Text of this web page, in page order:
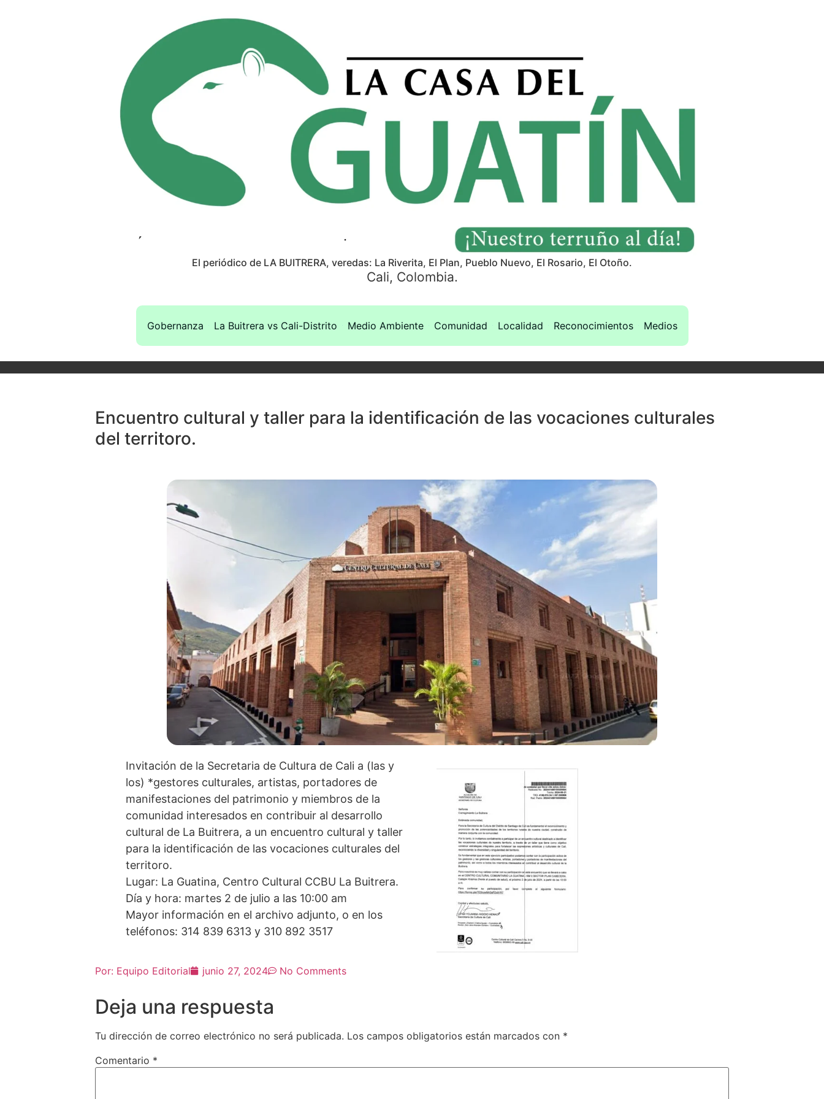
El periódico de LA BUITRERA, veredas: La Riverita, El Plan, Pueblo Nuevo, El Rosario, El Otoño.
Cali, Colombia.
Gobernanza La Buitrera vs Cali-Distrito Medio Ambiente Comunidad Localidad Reconocimientos Medios
Encuentro cultural y taller para la identificación de las vocaciones culturales
del territoro.
Invitación de la Secretaria de Cultura de Cali a (las y
los) *gestores culturales, artistas, portadores de
manifestaciones del patrimonio y miembros de la
comunidad interesados en contribuir al desarrollo
cultural de La Buitrera, a un encuentro cultural y taller
para la identificación de las vocaciones culturales del
territoro.
Lugar: La Guatina, Centro Cultural CCBU La Buitrera.
Día y hora: martes 2 de julio a las 10:00 am
Mayor información en el archivo adjunto, o en los
teléfonos: 314 839 6313 y 310 892 3517
Por: Equipo Editorial junio 27, 2024 No Comments
Deja una respuesta
Tu dirección de correo electrónico no será publicada. Los campos obligatorios están marcados con *
Comentario *